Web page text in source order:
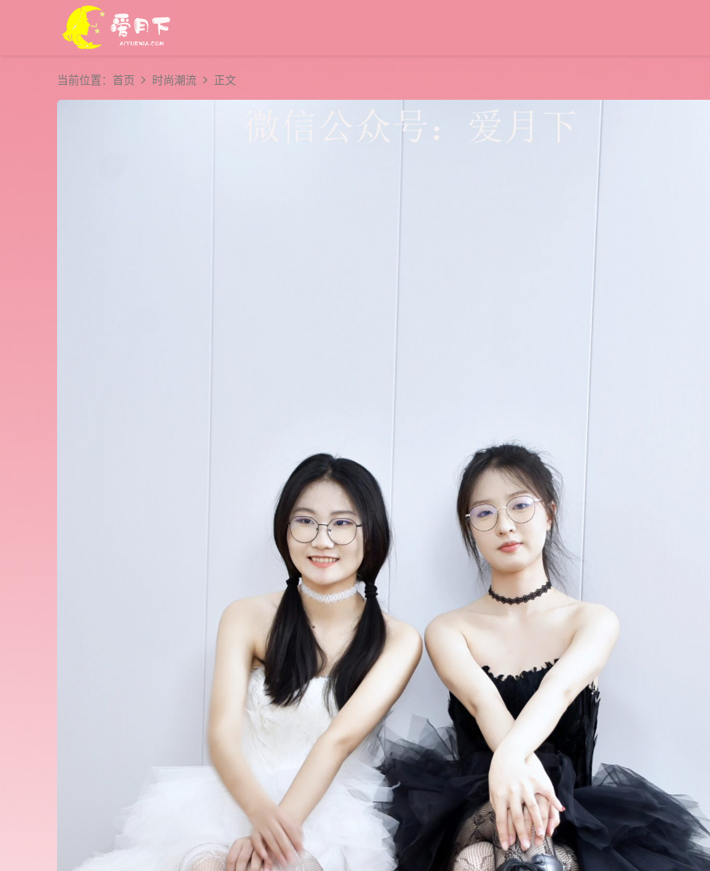
当前位置： 首页 时尚潮流 正文